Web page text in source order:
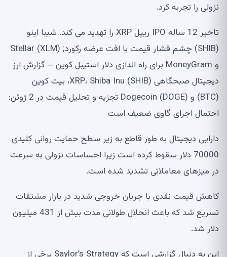
نزولی را تجربه کرد.
تاخیر 12 ساله IPO ریپل XRP را تهدید می کند. شیبا اینو
(SHIB) چشم فشار قیمت با افت عرضه رکورد; Stellar (XLM)
و MoneyGram برای راه اندازی دلار استیبل کوین – گزارش ارز
دیجیتال صبحگاهی XRP، Shiba Inu (SHIB)، بیت کوین
(BTC) و Dogecoin (DOGE) تجزیه و تحلیل قیمت در 2 ژوئن:
احتمال اجرای گاوی ضعیف است
دارایی دیجیتال به طور قاطع به زیر سطح حمایت روانی کلیدی
70000 دلار سقوط کرده است زیرا احساسات نزولی به سرعت
در میزهای معاملاتی تشدید شده است.
کاهش قیمت نقدی با جریان خروجی شدید در بازار مشتقات
تسریع شد که باعث انحلال طولانی مدت بیش از 431 میلیون
دلار شد.